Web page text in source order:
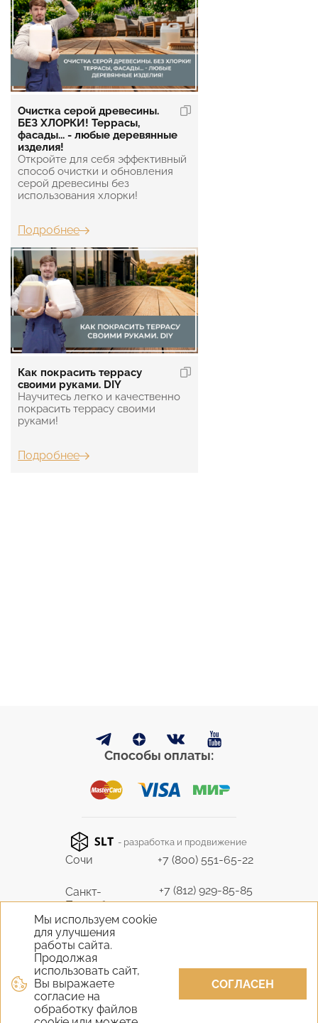
Мы используем cookie
для улучшения
работы сайта.
Продолжая
использовать сайт,
Вы выражаете
согласие на
обработку файлов
СОГЛАСЕН
Очистка серой древесины.
БЕЗ ХЛОРКИ! Террасы,
фасады... - любые деревянные
изделия!
Откройте для себя эффективный
способ очистки и обновления
серой древесины без
использования хлорки!
Подробнее
Как покрасить террасу
своими руками. DIY
Научитесь легко и качественно
покрасить террасу своими
руками!
Подробнее
Способы оплаты:
- разработка и продвижение
Сочи +7 (800) 551-65-22
Санкт-
Петербург
+7 (812) 929-85-85
9298585@bk.ru
Москва
Крым
+7 (978) 824-31-10
vernisage-c@mail.ru